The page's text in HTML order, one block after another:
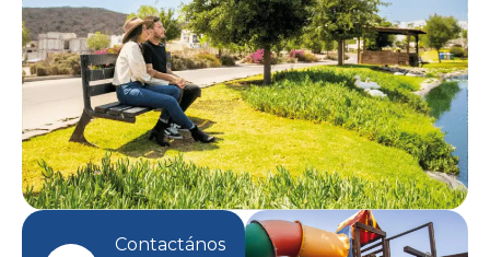
Contactános